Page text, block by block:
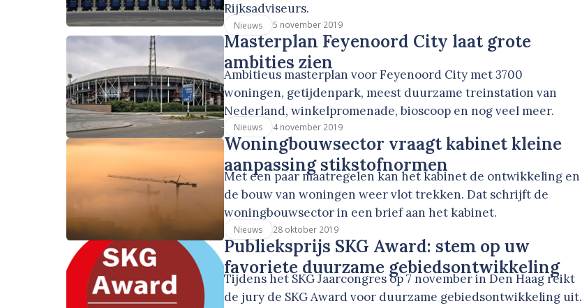
Rijksadviseurs.
Nieuws 5 november 2019
Masterplan Feyenoord City laat grote
ambities zien
Ambitieus masterplan voor Feyenoord City met 3700
woningen, getijdenpark, meest duurzame treinstation van
Nederland, winkelpromenade, bioscoop en nog veel meer.
Nieuws 4 november 2019
Woningbouwsector vraagt kabinet kleine
aanpassing stikstofnormen
Met een paar maatregelen kan het kabinet de ontwikkeling en
de bouw van woningen weer vlot trekken. Dat schrijft de
woningbouwsector in een brief aan het kabinet.
Nieuws 28 oktober 2019
Publieksprijs SKG Award: stem op uw
favoriete duurzame gebiedsontwikkeling
Tijdens het SKG Jaarcongres op 7 november in Den Haag reikt
de jury de SKG Award voor duurzame gebiedsontwikkeling uit.